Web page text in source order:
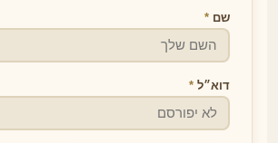
שם *
דוא״ל *